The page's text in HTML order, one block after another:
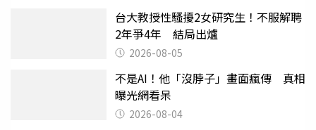
台大教授性騷擾2女研究生！不服解聘
2年爭4年 結局出爐
2026-08-05
不是AI！他「沒脖子」畫面瘋傳 真相
曝光網看呆
2026-08-04